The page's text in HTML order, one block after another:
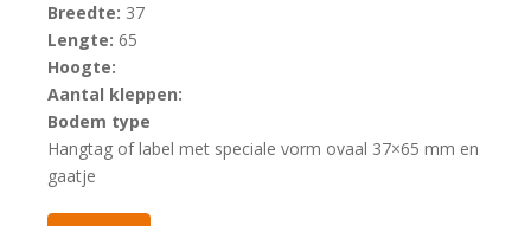
Breedte: 37
Lengte: 65
Hoogte:
Aantal kleppen:
Bodem type
Hangtag of label met speciale vorm ovaal 37×65 mm en
gaatje